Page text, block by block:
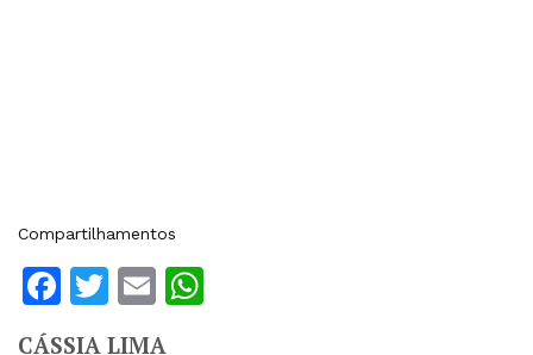
Compartilhamentos
Facebook
Twitter
Email
CÁSSIA LIMA